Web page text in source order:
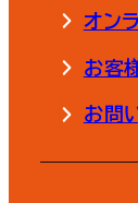
オン
お客
お問